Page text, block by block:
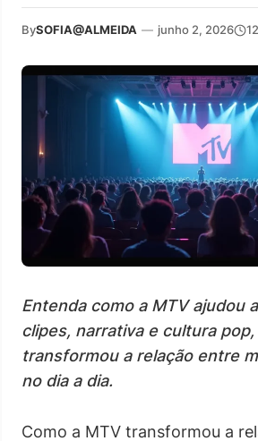
BySOFIA@ALMEIDA — junho 2, 2026
Entenda como a MTV ajudou
clipes, narrativa e cultura
transformou a relação entre
no dia a dia.
Como a MTV transformou a